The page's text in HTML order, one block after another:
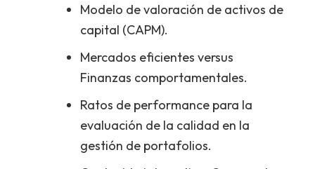
Modelo de valoración de activos de
capital (CAPM).
Mercados eficientes versus
Finanzas comportamentales.
Ratos de performance para la
evaluación de la calidad en la
gestión de portafolios.